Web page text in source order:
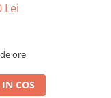
Lei
ore
COS